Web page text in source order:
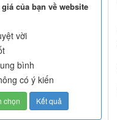
của bạn về website
vời
bình
có ý kiến